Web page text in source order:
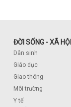
ĐỜI SỐNG - XÃ HỘI
Dân sinh
Giáo dục
Giao thông
Môi trường
Y tế